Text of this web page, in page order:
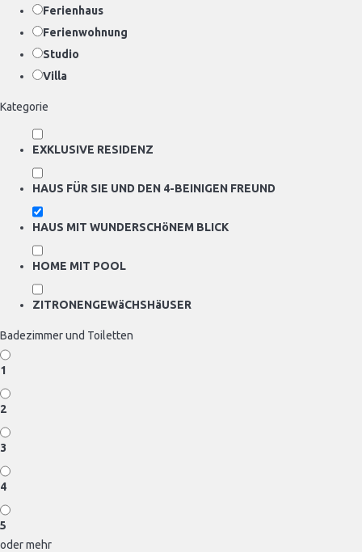
Ferienhaus
Ferienwohnung
Studio
Villa
Kategorie
EXKLUSIVE RESIDENZ
HAUS FÜR SIE UND DEN 4-BEINIGEN FREUND
HAUS MIT WUNDERSCHöNEM BLICK
HOME MIT POOL
ZITRONENGEWäCHSHäUSER
Badezimmer und Toiletten
1
2
3
4
5
oder mehr